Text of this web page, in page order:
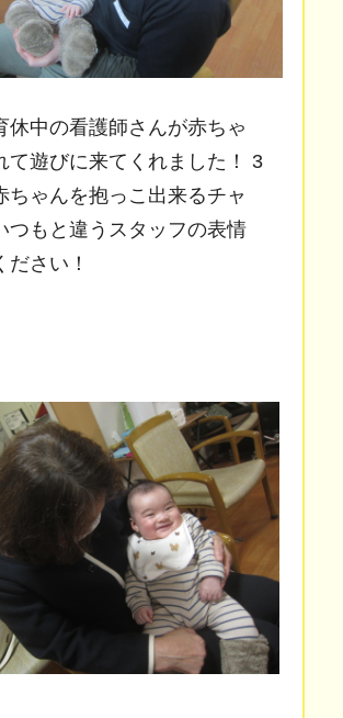
休中の看護師さんが赤ちゃ
て遊びに来てくれました！ 3
ちゃんを抱っこ出来るチャ
つもと違うスタッフの表情
ださい！